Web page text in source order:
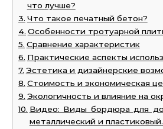
что лучше?
Что такое печатный бетон?
Особенности тротуарной
Сравнение характеристик
Практические аспекты
Эстетика и дизайнерские
Стоимость и экономическая
Экологичность и влияние на
Видео: Виды бордюра для
металлический и